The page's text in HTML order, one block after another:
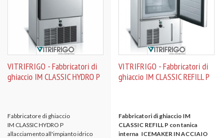
VITRIFRIGO - Fabbricatori di
ghiaccio IM CLASSIC HYDRO P
Fabbricatore di ghiaccio
IM CLASSIC HYDRO P
allacciamento all'impianto idrico
VITRIFRIGO - Fabbricatori di
ghiaccio IM CLASSIC REFILL P
Fabbricatori di ghiaccio IM
CLASSIC REFILL P con tanica
interna ICEMAKER IN ACCIAIO